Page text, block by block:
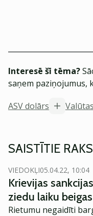
Interesē šī tēma?
saņem paziņojumus,
ASV dolārs
Valūtas
SAISTĪTIE
VIEDOKĻI05.04.22, 10:04
Krievijas
ziedu laiku beigas
Rietumu negaidīti